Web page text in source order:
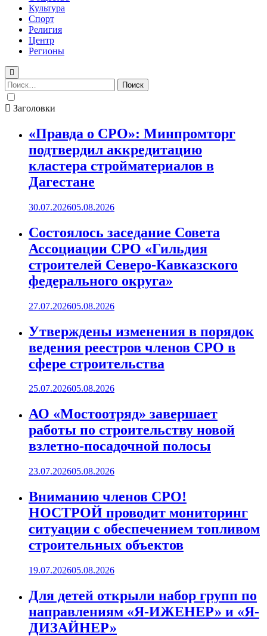
Культура
Спорт
Религия
Центр
Регионы
Найти:
Заголовки
«Правда о СРО»: Минпромторг
подтвердил аккредитацию
кластера стройматериалов в
Дагестане
30.07.202605.08.2026
Состоялось заседание Совета
Ассоциации СРО «Гильдия
строителей Северо-Кавказского
федерального округа»
27.07.202605.08.2026
Утверждены изменения в порядок
ведения реестров членов СРО в
сфере строительства
25.07.202605.08.2026
АО «Мостоотряд» завершает
работы по строительству новой
взлетно-посадочной полосы
23.07.202605.08.2026
Вниманию членов СРО!
НОСТРОЙ проводит мониторинг
ситуации с обеспечением топливом
строительных объектов
19.07.202605.08.2026
Для детей открыли набор групп по
направлениям «Я-ИЖЕНЕР» и «Я-
ДИЗАЙНЕР»